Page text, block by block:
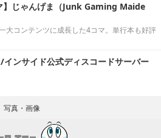
】じゃんげま（Junk Gaming Maide
大コンテンツに成長した4コマ。単行本も好評
ンサイド公式ディスコードサーバー
写真・画像